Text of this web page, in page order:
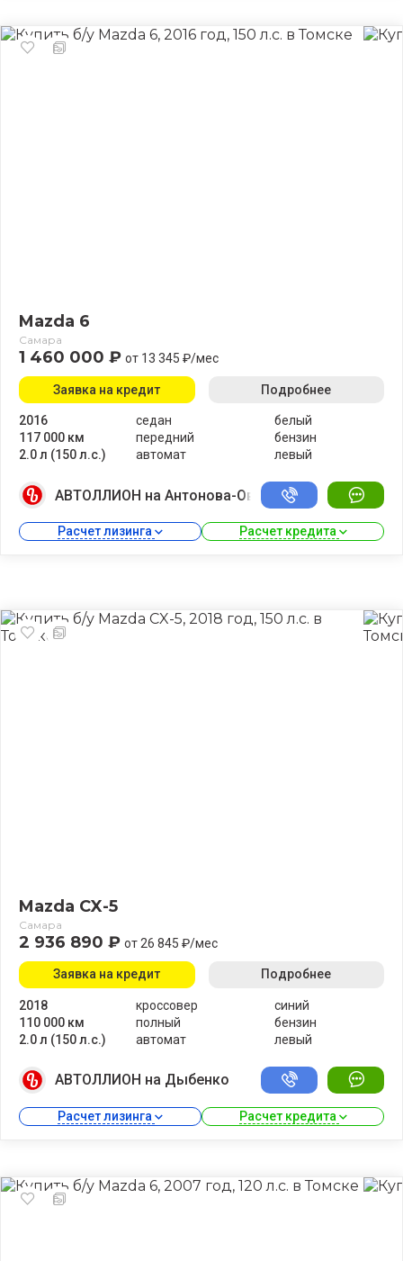
Mazda 6
Самара
1 460 000 ₽ от 13 345 ₽/мес
2016
117 000 км
2.0 л (150 л.с.)
седан
передний
автомат
белый
бензин
левый
Заявка на кредит Подробнее
АВТОЛЛИОН на Антонова-Овсеенко
Расчет лизинга Расчет кредита
Mazda CX-5
Самара
2 936 890 ₽ от 26 845 ₽/мес
2018
110 000 км
2.0 л (150 л.с.)
кроссовер
полный
автомат
синий
бензин
левый
Заявка на кредит Подробнее
АВТОЛЛИОН на Дыбенко
Расчет лизинга Расчет кредита